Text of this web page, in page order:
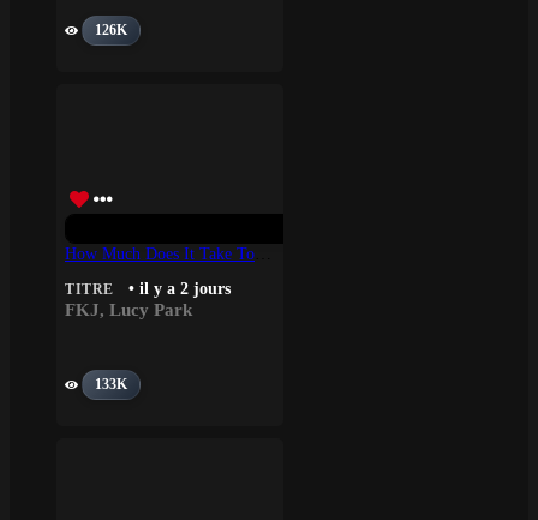
126K
TITRE • il y a 2 jours
FKJ, Lucy Park
133K